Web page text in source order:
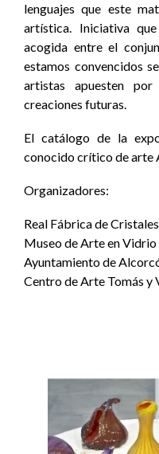
lenguajes que este
artística. Iniciativa
acogida entre el
estamos convencidos
artistas apuesten
creaciones futuras.
El catálogo de la
conocido crítico de arte
Organizadores:
Real Fábrica de
Museo de Arte en
Ayuntamiento de
Centro de Arte Tomás y